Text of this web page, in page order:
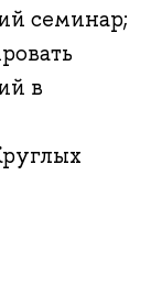
семинар;
в